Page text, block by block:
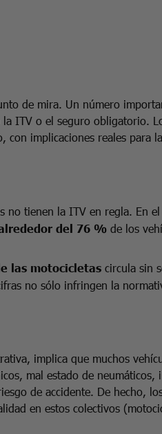
de mira. Un número
ITV o el seguro obligatorio.
con implicaciones reales para
no tienen la ITV en regla. En
del 76 % de los
las motocicletas circula sin
no sólo infringen la
implica que muchos
mal estado de neumáticos,
de accidente. De hecho,
en estos colectivos